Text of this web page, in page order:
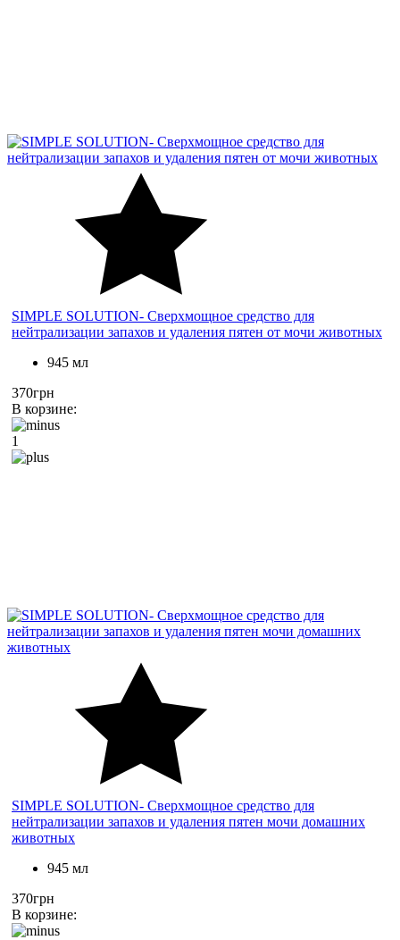
SIMPLE SOLUTION- Сверхмощное средство для
нейтрализации запахов и удаления пятен от мочи животных
945 мл
370грн
В корзине:
1
SIMPLE SOLUTION- Сверхмощное средство для
нейтрализации запахов и удаления пятен мочи домашних
животных
945 мл
370грн
В корзине: